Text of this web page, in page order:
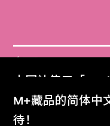
本网站使用「
体验。
了解更多
M+藏品的简体中
待！
门票
Get Tickets